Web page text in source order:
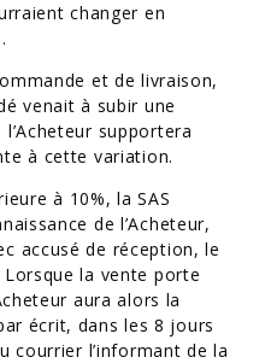
changer en
et de livraison,
venait à subir une
l’Acheteur supportera
à cette variation.
à 10%, la SAS
de l’Acheteur,
accusé de réception, le
la vente porte
aura alors la
écrit, dans les 8 jours
courrier l’informant de la